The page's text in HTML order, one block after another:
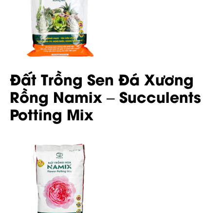
Đất Trồng Sen Đá Xương
Rồng Namix – Succulents
Potting Mix